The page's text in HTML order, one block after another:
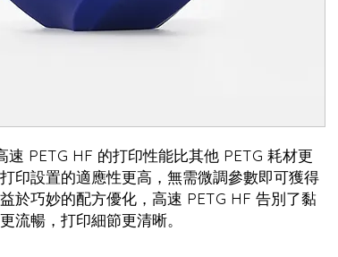
速 PETG HF 的打印性能比其他 PETG 耗材更
印設置的適應性更高，無需微調參數即可獲得
於巧妙的配方優化，高速 PETG HF 告別了黏
流暢，打印細節更清晰。